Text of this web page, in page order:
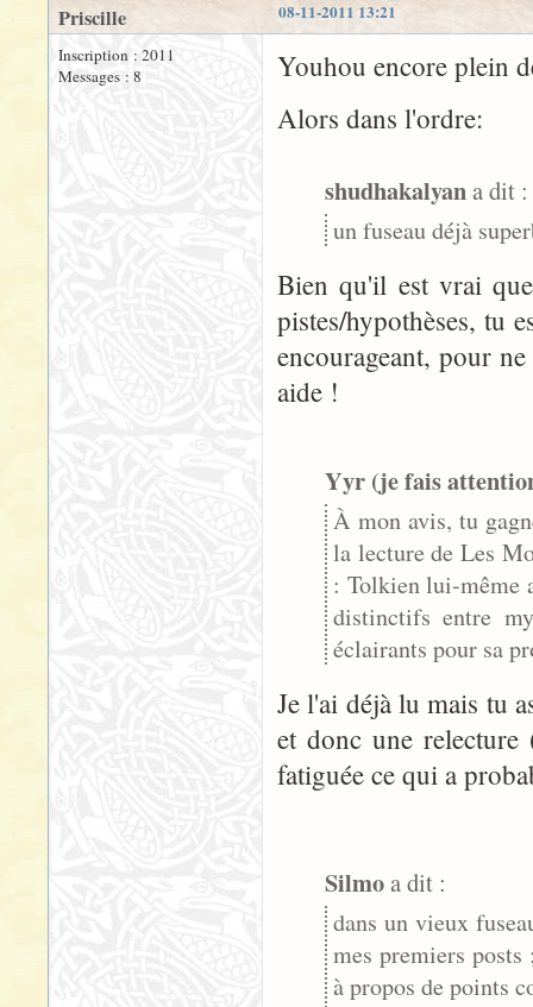
08-11-2011 13:21
Priscille
Inscription : 2011
Messages : 8
Youhou encore plein
Alors dans l'ordre:
shudhakalyana dit :
un fuseau déjà
Bien qu'il est vrai
pistes/hypothèses, tu
encourageant, pour
aide !
Yyr (je fais
À mon avis, tu
la lecture de Les
: Tolkien lui-même
distinctifs entre
éclairants pour sa
Je l'ai déjà lu mais tu
et donc une relecture
fatiguée ce qui a
Silmoa dit :
dans un vieux
mes premiers posts
à propos de points